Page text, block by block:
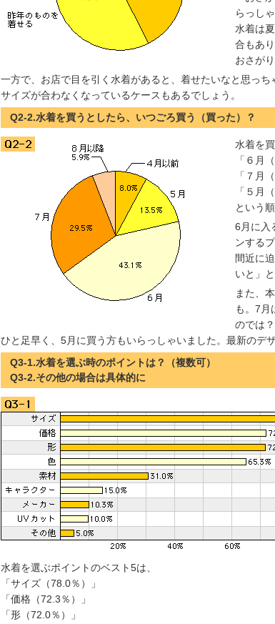
らっし
水着は
合もあ
おさが
一方で、お店で目を引く水着があると、着せたいなと思っち
サイズが合わなくなっているケースもあるでしょう。
Q2-2.水着を買うとしたら、いつごろ買う（買った）？
水着を
「６月
「７月
「５月
という
6月に入
ンする
間近に
いと」
また、
も。7月
のでは？
ひと足早く、5月に買う方もいらっしゃいました。最新のデ
Q3-1.水着を選ぶ時のポイントは？（複数可）
Q3-2.その他の場合は具体的に
水着を選ぶポイントのベスト5は、
「サイズ（78.0％）」
「価格（72.3％）」
「形（72.0％）」